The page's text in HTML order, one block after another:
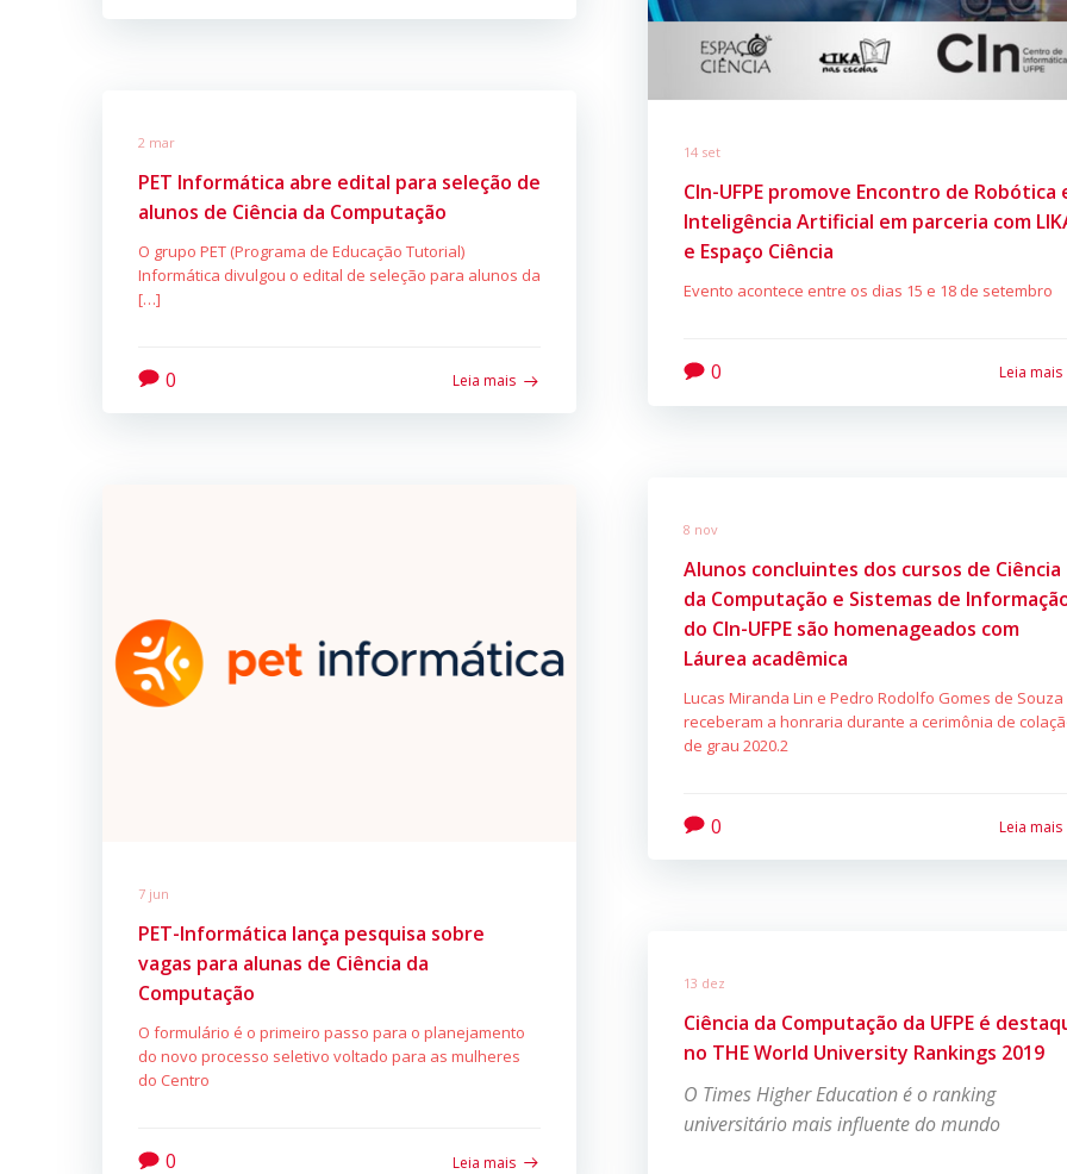
14 set
CIn-UFPE promove Encontro de Robótica
Inteligência Artificial em parceria com
e Espaço Ciência
Evento acontece entre os dias 15 e 18 de setembro
0 Leia mais
2 mar
PET Informática abre edital para seleção de
alunos de Ciência da Computação
O grupo PET (Programa de Educação Tutorial)
Informática divulgou o edital de seleção para alunos da
[…]
0 Leia mais
8 nov
Alunos concluintes dos cursos de Ciência
da Computação e Sistemas de
do CIn-UFPE são homenageados com
Láurea acadêmica
Lucas Miranda Lin e Pedro Rodolfo Gomes de Souza
receberam a honraria durante a cerimônia de
de grau 2020.2
0 Leia mais
7 jun
PET-Informática lança pesquisa sobre
vagas para alunas de Ciência da
Computação
O formulário é o primeiro passo para o planejamento
do novo processo seletivo voltado para as mulheres
do Centro
0 Leia mais
13 dez
Ciência da Computação da UFPE é
no THE World University Rankings 2019
O Times Higher Education é o ranking
universitário mais influente do mundo